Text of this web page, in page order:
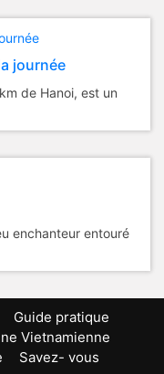
journée
de Hanoi, est un
enchanteur entouré
Guide pratique
Vietnamienne
Savez- vous